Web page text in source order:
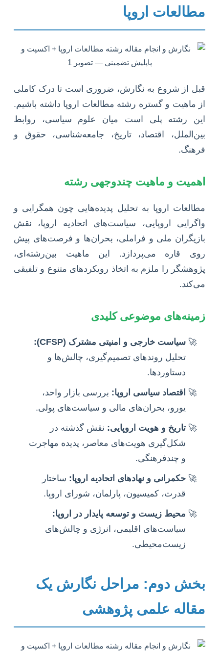
مطالعات اروپا
قبل از شروع به نگارش، ضروری است تا درک کاملی
از ماهیت و گستره رشته مطالعات اروپا داشته باشیم.
این رشته پلی است میان علوم سیاسی، روابط
بین‌الملل، اقتصاد، تاریخ، جامعه‌شناسی، حقوق و
فرهنگ.
اهمیت و ماهیت چندوجهی رشته
مطالعات اروپا به تحلیل پدیده‌هایی چون همگرایی و
واگرایی اروپایی، سیاست‌های اتحادیه اروپا، نقش
بازیگران ملی و فراملی، بحران‌ها و فرصت‌های پیش
روی قاره می‌پردازد. این ماهیت بین‌رشته‌ای،
پژوهشگر را ملزم به اتخاذ رویکردهای متنوع و تلفیقی
می‌کند.
زمینه‌های موضوعی کلیدی
سیاست خارجی و امنیتی مشترک (CFSP):
تحلیل روندهای تصمیم‌گیری، چالش‌ها و
دستاوردها.
اقتصاد سیاسی اروپا: بررسی بازار واحد،
یورو، بحران‌های مالی و سیاست‌های پولی.
تاریخ و هویت اروپایی: نقش گذشته در
شکل‌گیری هویت‌های معاصر، پدیده مهاجرت
و چندفرهنگی.
حکمرانی و نهادهای اتحادیه اروپا: ساختار
قدرت، کمیسیون، پارلمان، شورای اروپا.
محیط زیست و توسعه پایدار در اروپا:
سیاست‌های اقلیمی، انرژی و چالش‌های
زیست‌محیطی.
بخش دوم: مراحل نگارش یک
مقاله علمی پژوهشی